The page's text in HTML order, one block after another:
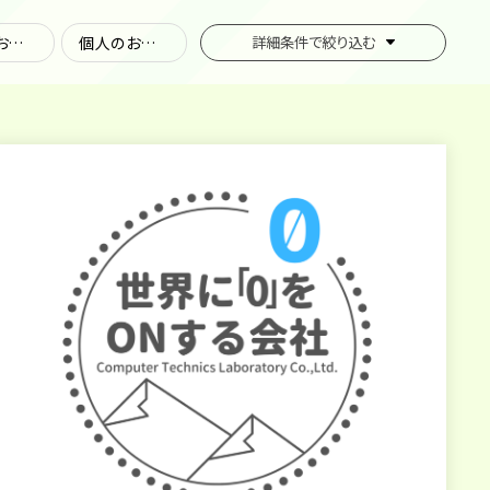
法人のお客さま 個人のお客さま 詳細条件で絞り込む